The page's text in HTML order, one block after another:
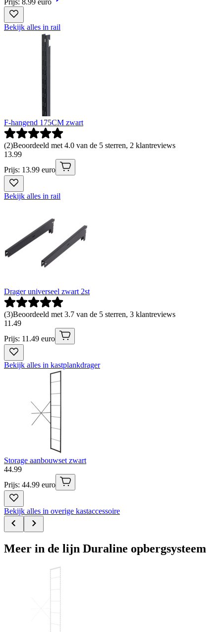
Prijs: 8.99 euro
Bekijk alles in rail
F-hangend 175CM zwart
(2)Beoordeeld met 4.0 van de 5 sterren, 2 klantreviews
13.99
Prijs: 13.99 euro
Bekijk alles in rail
Drager universeel zwart 2st
(3)Beoordeeld met 3.7 van de 5 sterren, 3 klantreviews
11 .49
Prijs: 11.49 euro
Bekijk alles in kastplankdrager
Storage aanbouwset zwart
44.99
Prijs: 44.99 euro
Bekijk alles in overige kastaccessoire
Meer in de lijn Duraline opbergsysteem